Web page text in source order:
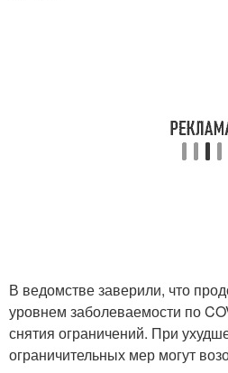
В ведомстве заверили, что
уровнем заболеваемости по
снятия ограничений. При
ограничительных мер могут